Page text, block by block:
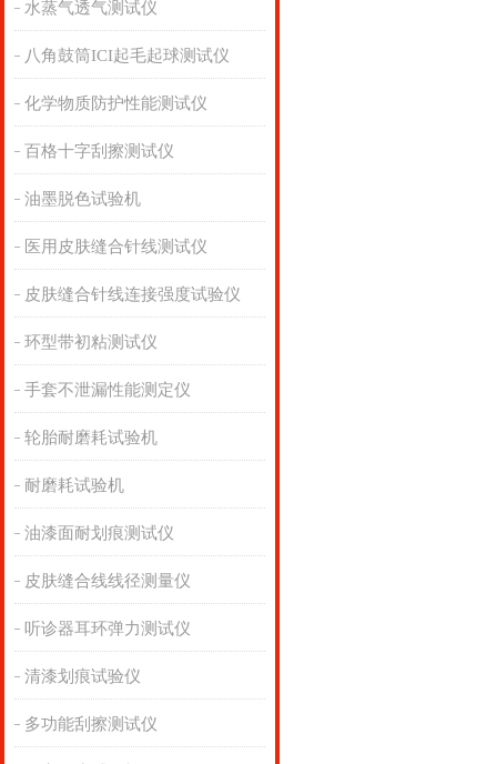
水蒸气透气测试仪
八角鼓筒ICI起毛起球测试仪
化学物质防护性能测试仪
百格十字刮擦测试仪
油墨脱色试验机
医用皮肤缝合针线测试仪
皮肤缝合针线连接强度试验仪
环型带初粘测试仪
手套不泄漏性能测定仪
轮胎耐磨耗试验机
耐磨耗试验机
油漆面耐划痕测试仪
皮肤缝合线线径测量仪
听诊器耳环弹力测试仪
清漆划痕试验仪
多功能刮擦测试仪